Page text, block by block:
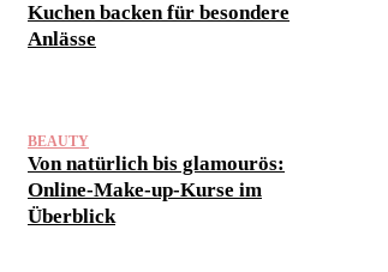
Kuchen backen für besondere
Anlässe
BEAUTY
Von natürlich bis glamourös:
Online-Make-up-Kurse im
Überblick